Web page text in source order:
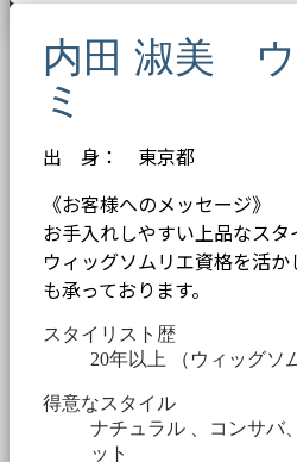
内田 淑美
ミ
出 身： 東京都
《お客様へのメッセージ》
お手入れしやすい上品なスタ
ウィッグソムリエ資格を活
も承っております。
スタイリスト歴
20年以上 （ウィッグソ
得意なスタイル
ナチュラル 、コンサバ
ット